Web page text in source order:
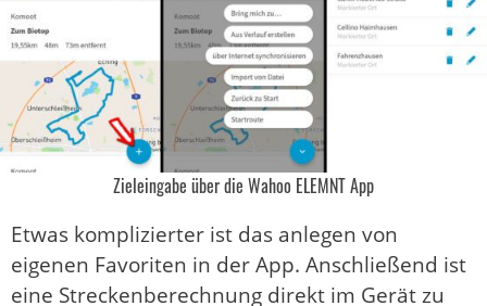
Zieleingabe über die Wahoo ELEMNT App
Etwas komplizierter ist das anlegen von
eigenen Favoriten in der App. Anschließend ist
eine Streckenberechnung direkt im Gerät zu